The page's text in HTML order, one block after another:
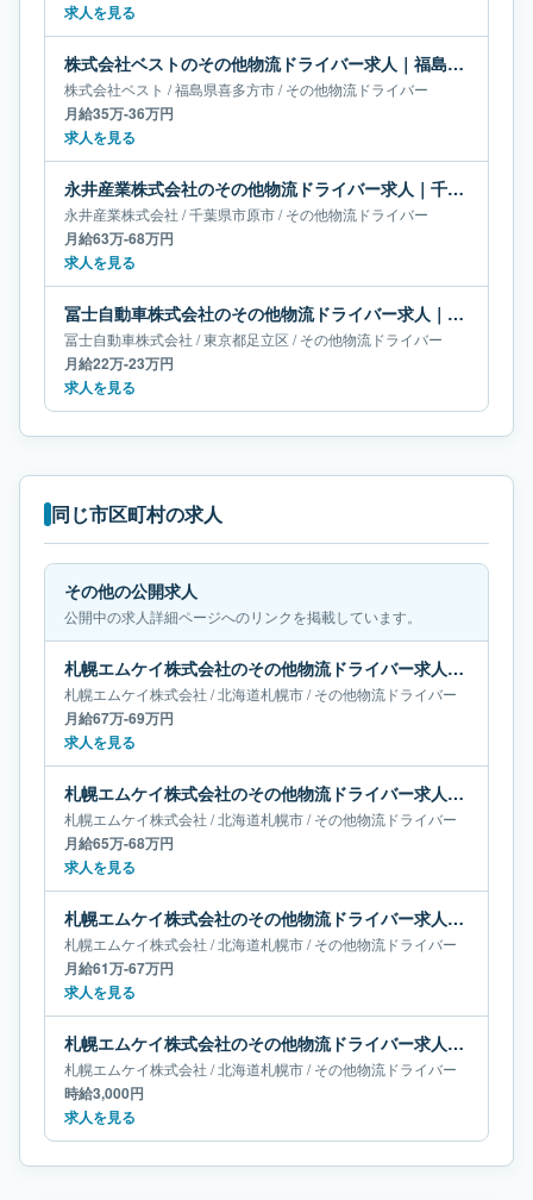
求人を見る
株式会社ベストのその他物流ドライバー求人｜福島県喜多方市｜月給35万-36万円
株式会社ベスト /福島県喜多方市/その他物流ドライバー
月給35万-36万円
求人を見る
永井産業株式会社のその他物流ドライバー求人｜千葉県市原市｜月給63万-68万円
永井産業株式会社 /千葉県市原市/その他物流ドライバー
月給63万-68万円
求人を見る
冨士自動車株式会社のその他物流ドライバー求人｜東京都足立区｜月給22万-23万円
冨士自動車株式会社 /東京都足立区 /その他物流ドライバー
月給22万-23万円
求人を見る
同じ市区町村の求人
その他の公開求人
公開中の求人詳細ページへのリンクを掲載しています。
札幌エムケイ株式会社のその他物流ドライバー求人｜北海道札幌市｜月給67万-69万円
札幌エムケイ株式会社 /北海道札幌市/その他物流ドライバー
月給67万-69万円
求人を見る
札幌エムケイ株式会社のその他物流ドライバー求人｜北海道札幌市｜月給65万-68万円
札幌エムケイ株式会社 /北海道札幌市/その他物流ドライバー
月給65万-68万円
求人を見る
札幌エムケイ株式会社のその他物流ドライバー求人｜北海道札幌市｜月給61万-67万円
札幌エムケイ株式会社 /北海道札幌市/その他物流ドライバー
月給61万-67万円
求人を見る
札幌エムケイ株式会社のその他物流ドライバー求人｜北海道札幌市
札幌エムケイ株式会社 /北海道札幌市/その他物流ドライバー
時給3,000円
求人を見る